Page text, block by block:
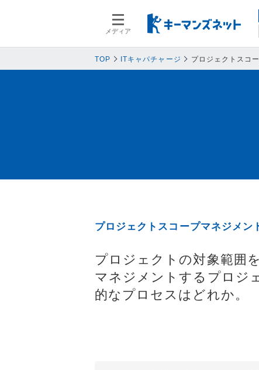
メディア スマートデバイス
オフィス機器
情報共有システム・コミュニケーシ
ョンツール
物理セキュリティ
データセンター
スマート
オフィス
情報共有
ョンツール
物理セキュ
データセン
TOP ITキャパチャージ プロジェクトスコ
プロジェクトスコープマネジメン
プロジェクトの対象範囲
マネジメントするプロジ
的なプロセスはどれか。